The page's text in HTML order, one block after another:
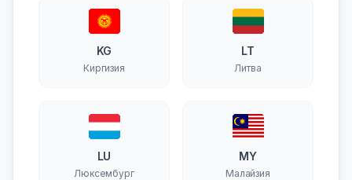
KG
Киргизия
LT
Литва
LU
Люксембург
MY
Малайзия